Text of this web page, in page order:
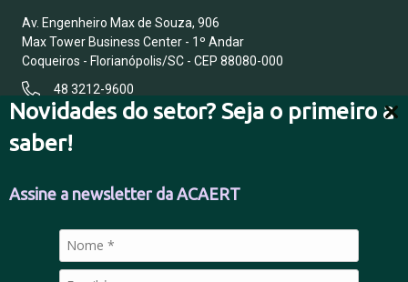
Novidades do setor? Seja o primeiro a
saber!
Assine a newsletter da ACAERT
Av. Engenheiro Max de Souza, 906
Max Tower Business Center - 1º Andar
Coqueiros - Florianópolis/SC - CEP 88080-000
48 3212-9600
FALE CONOSCO
POLÍTICA DE PRIVACIDADE